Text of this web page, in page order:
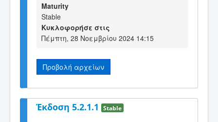
Maturity
Stable
Κυκλοφορήσε στις
Πέμπτη, 28 Νοεμβρίου 2024 14:15
Προβολή αρχείων
Έκδοση 5.2.1.1 Stable